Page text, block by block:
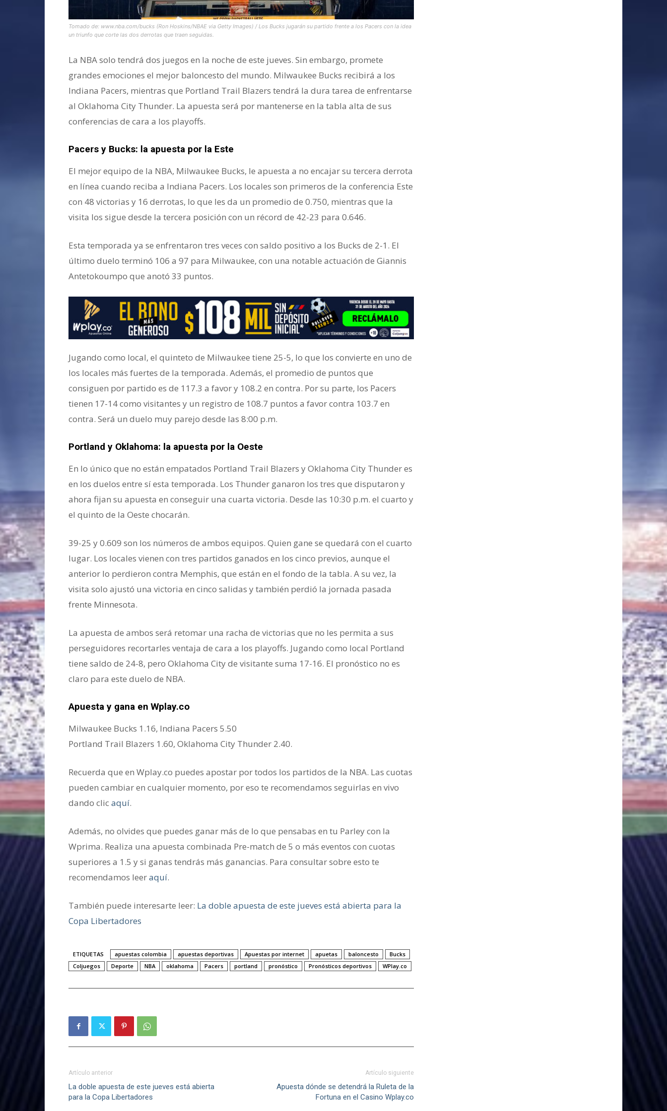
Tomado de: www.nba.com/bucks (Ron Hoskins/NBAE via Getty Images) / Los Bucks jugarán su partido frente a los Pacers con la idea
un triunfo que corte las dos derrotas que traen seguidas.
La NBA solo tendrá dos juegos en la noche de este jueves. Sin embargo, promete
grandes emociones el mejor baloncesto del mundo. Milwaukee Bucks recibirá a los
Indiana Pacers, mientras que Portland Trail Blazers tendrá la dura tarea de enfrentarse
al Oklahoma City Thunder. La apuesta será por mantenerse en la tabla alta de sus
conferencias de cara a los playoffs.
Pacers y Bucks: la apuesta por la Este
El mejor equipo de la NBA, Milwaukee Bucks, le apuesta a no encajar su tercera derrota
en línea cuando reciba a Indiana Pacers. Los locales son primeros de la conferencia Este
con 48 victorias y 16 derrotas, lo que les da un promedio de 0.750, mientras que la
visita los sigue desde la tercera posición con un récord de 42-23 para 0.646.
Esta temporada ya se enfrentaron tres veces con saldo positivo a los Bucks de 2-1. El
último duelo terminó 106 a 97 para Milwaukee, con una notable actuación de Giannis
Antetokoumpo que anotó 33 puntos.
Jugando como local, el quinteto de Milwaukee tiene 25-5, lo que los convierte en uno de
los locales más fuertes de la temporada. Además, el promedio de puntos que
consiguen por partido es de 117.3 a favor y 108.2 en contra. Por su parte, los Pacers
tienen 17-14 como visitantes y un registro de 108.7 puntos a favor contra 103.7 en
contra. Será un duelo muy parejo desde las 8:00 p.m.
Portland y Oklahoma: la apuesta por la Oeste
En lo único que no están empatados Portland Trail Blazers y Oklahoma City Thunder es
en los duelos entre sí esta temporada. Los Thunder ganaron los tres que disputaron y
ahora fijan su apuesta en conseguir una cuarta victoria. Desde las 10:30 p.m. el cuarto y
el quinto de la Oeste chocarán.
39-25 y 0.609 son los números de ambos equipos. Quien gane se quedará con el cuarto
lugar. Los locales vienen con tres partidos ganados en los cinco previos, aunque el
anterior lo perdieron contra Memphis, que están en el fondo de la tabla. A su vez, la
visita solo ajustó una victoria en cinco salidas y también perdió la jornada pasada
frente Minnesota.
La apuesta de ambos será retomar una racha de victorias que no les permita a sus
perseguidores recortarles ventaja de cara a los playoffs. Jugando como local Portland
tiene saldo de 24-8, pero Oklahoma City de visitante suma 17-16. El pronóstico no es
claro para este duelo de NBA.
Apuesta y gana en Wplay.co
Milwaukee Bucks 1.16, Indiana Pacers 5.50
Portland Trail Blazers 1.60, Oklahoma City Thunder 2.40.
Recuerda que en Wplay.co puedes apostar por todos los partidos de la NBA. Las cuotas
pueden cambiar en cualquier momento, por eso te recomendamos seguirlas en vivo
dando clic aquí.
Además, no olvides que puedes ganar más de lo que pensabas en tu Parley con la
Wprima. Realiza una apuesta combinada Pre-match de 5 o más eventos con cuotas
superiores a 1.5 y si ganas tendrás más ganancias. Para consultar sobre esto te
recomendamos leeraquí.
También puede interesarte leer: La doble apuesta de este jueves está abierta para la
Copa Libertadores
ETIQUETAS apuestas colombia apuestas deportivas Apuestas por internet apuetas baloncesto
Bucks
Coljuegos
Deporte NBA oklahoma Pacers portland pronóstico Pronósticos deportivos WPlay.co
Artículo anterior
La doble apuesta de este jueves está abierta
para la Copa Libertadores
Artículo siguiente
Apuesta dónde se detendrá la Ruleta de la
Fortuna en el Casino Wplay.co